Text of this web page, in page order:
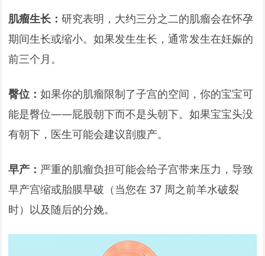
肌瘤生长：研究表明，大约三分之二的肌瘤会在怀孕
期间生长或缩小。如果发生生长，通常发生在妊娠的
前三个月。
臀位：如果你的肌瘤限制了子宫的空间，你的宝宝可
能是臀位——屁股朝下而不是头朝下。如果宝宝头没
有朝下，医生可能会建议剖腹产。
早产： 严重的肌瘤负担可能会给子宫带来压力，导致
早产宫缩或胎膜早破（当您在 37 周之前羊水破裂
时）以及随后的分娩。